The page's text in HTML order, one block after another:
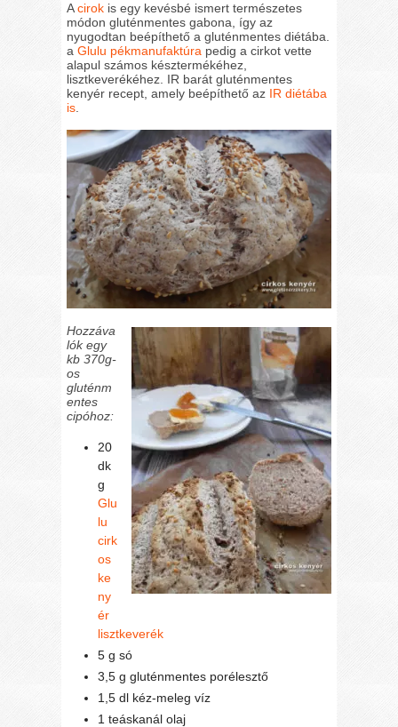
Acirok is egy kevésbé ismert természetes
módon gluténmentes gabona, így az
nyugodtan beépíthető a gluténmentes diétába.
aGlulu pékmanufaktúra pedig a cirkot vette
alapul számos késztermékéhez,
lisztkeverékéhez. IR barát gluténmentes
kenyér recept, amely beépíthető az IR diétába
is
Hozzáva
lók egy
kb 370g-
os
gluténm
entes
cipóhoz:
20
dk
g
Glu
lu
cirk
os
ke
ny
ér
lisztkeverék
5 g só
3,5 g gluténmentes porélesztő
1,5 dl kéz-meleg víz
1 teáskanál olaj